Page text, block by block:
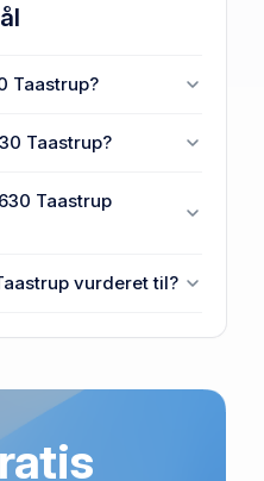
Taastrup?
Taastrup?
Taastrup
vurderet til?